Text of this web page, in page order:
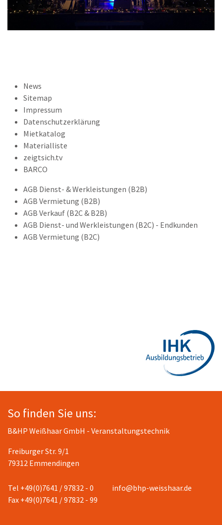
News
Sitemap
Impressum
Datenschutzerklärung
Mietkatalog
Materialliste
zeigtsich.tv
BARCO
AGB Dienst- & Werkleistungen (B2B)
AGB Vermietung (B2B)
AGB Verkauf (B2C & B2B)
AGB Dienst- und Werkleistungen (B2C) - Endkunden
AGB Vermietung (B2C)
So finden Sie uns:
B&HP Weißhaar GmbH - Veranstaltungstechnik
Freiburger Str. 9/1
79312 Emmendingen
Tel +49(0)7641 / 97832 - 0
Fax +49(0)7641 / 97832 - 99
info@bhp-weisshaar.de